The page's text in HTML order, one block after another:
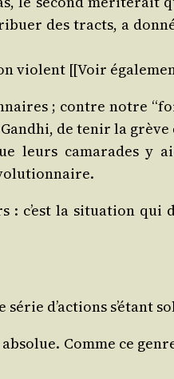
des tracts, a
[[Voir
; contre notre
de tenir la
leurs cama­rades
: c’est la situa­tion
série d’actions s’étant
Comme ce